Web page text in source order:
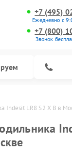
+7 (495)
Ежедневно с
+7 (800)
Звонок
Indesit LR8 S2 X B в